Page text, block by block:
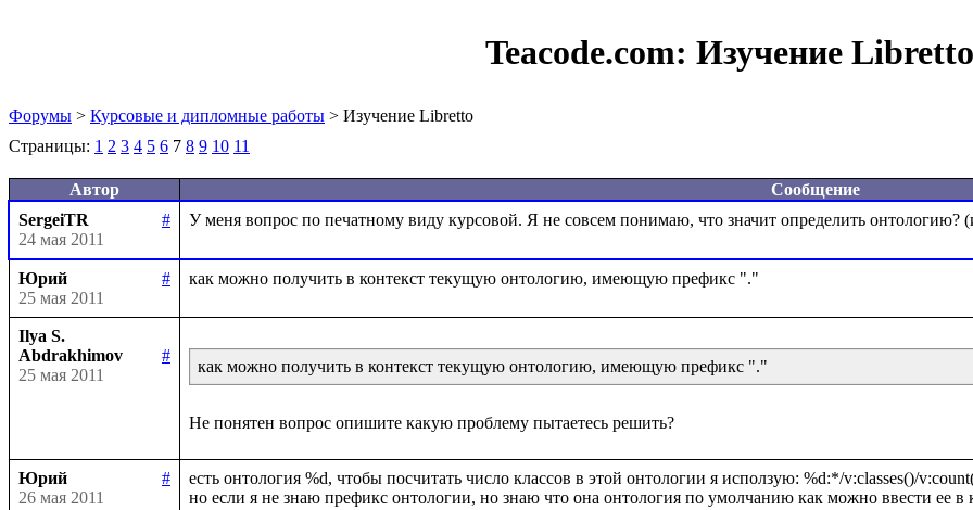
Teacode.com: Изучение Libretto
Форумы > Курсовые и дипломные работы > Изучение Libretto
Страницы: 1 2 3 4 5 6 7 8 9 10 11
Автор
Сообщение
SergeiTR
#
24 мая 2011
Юрий
#
25 мая 2011
Ilya S.
Abdrakhimov
#
25 мая 2011
как можно получить в контекст текущую онтологию, имеющую префикс "."
Юрий
#
26 мая 2011
есть онтология %d, чтобы посчитать число классов в этой онтологии я исползую: %d:*/v:classes()/